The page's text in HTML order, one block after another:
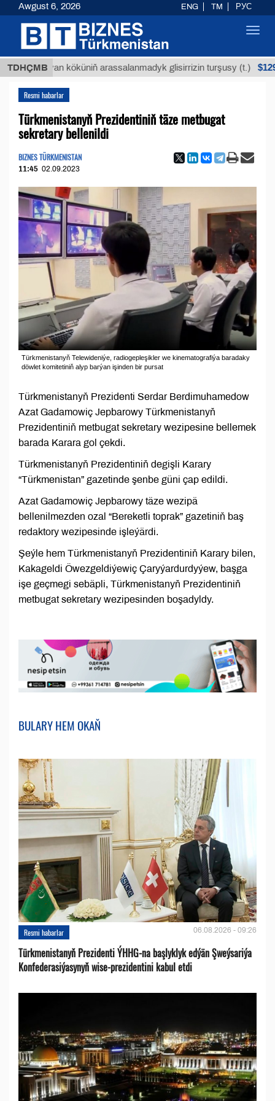
TDHÇMB
Buýan köküniň arassalanmadyk glisirrizin turşusy (t.) $12935,18
Resmi habarlar
Türkmenistanyň Prezidentiniň täze metbugat
sekretary bellenildi
BIZNES TÜRKMENISTAN
11:45 02.09.2023
Türkmenistanyň Telewideniýe, radiogepleşikler we kinematografiýa baradaky
döwlet komitetiniň alyp barýan işinden bir pursat
Türkmenistanyň Prezidenti Serdar Berdimuhamedow
Azat Gadamowiç Jepbarowy Türkmenistanyň
Prezidentiniň metbugat sekretary wezipesine bellemek
barada Karara gol çekdi.
Türkmenistanyň Prezidentiniň degişli Karary
“Türkmenistan” gazetinde şenbe güni çap edildi.
Azat Gadamowiç Jepbarowy täze wezipä
bellenilmezden ozal “Bereketli toprak” gazetiniň baş
redaktory wezipesinde işleýärdi.
Şeýle hem Türkmenistanyň Prezidentiniň Karary bilen,
Kakageldi Öwezgeldiýewiç Çaryýardurdyýew, başga
işe geçmegi sebäpli, Türkmenistanyň Prezidentiniň
metbugat sekretary wezipesinden boşadyldy.
BULARY HEM OKAŇ
Resmi habarlar 06.08.2026 - 09:26
Türkmenistanyň Prezidenti ÝHHG-na başlyklyk edýän Şweýsariýa
Konfederasiýasynyň wise-prezidentini kabul etdi
Awgust 6, 2026 ENG TM РУС